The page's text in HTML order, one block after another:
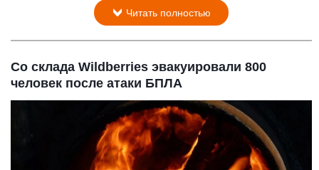
Читать полностью
Со склада Wildberries эвакуировали 800
человек после атаки БПЛА